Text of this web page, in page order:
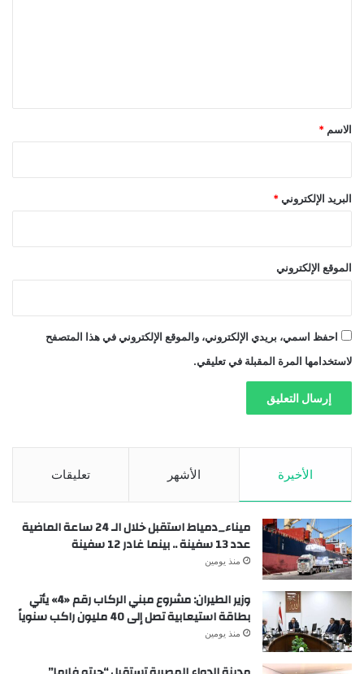
*
الاسم *
البريد الإلكتروني *
الموقع الإلكتروني
احفظ اسمي، بريدي الإلكتروني، والموقع الإلكتروني في هذا المتصفح
لاستخدامها المرة المقبلة في تعليقي.
الأخيرة الأشهر تعليقات
ميناء_دمياط استقبل خلال الـ 24 ساعة الماضية
عدد 13 سفينة .. بينما غادر 12 سفينة
منذ يومين
وزير الطيران: مشروع مبني الركاب رقم «4» يأتي
بطاقة استيعابية تصل إلى 40 مليون راكب سنوياً
منذ يومين